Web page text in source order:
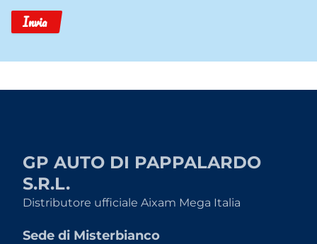
Invia
GP AUTO DI PAPPALARDO
S.R.L.
Distributore ufficiale Aixam Mega Italia
Sede di Misterbianco